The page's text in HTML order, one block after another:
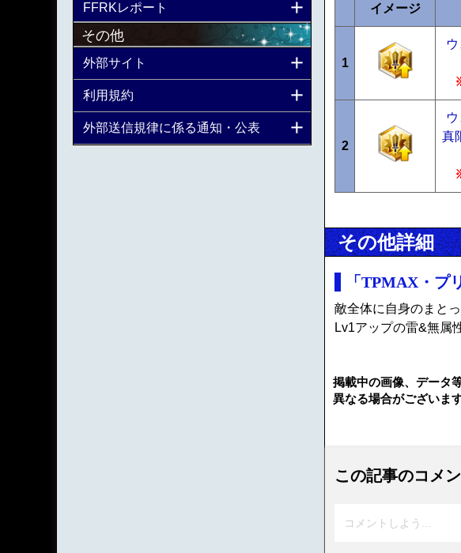
イメージ
1
2
真
その他詳細
「TPMAX・プ
敵全体に自身のまと
Lv1アップの雷&無属
掲載中の画像、データ
異なる場合がございます
この記事のコメ
コメントしよう...
FFRKレポート
その他
外部サイト
利用規約
外部送信規律に係る通知・公表